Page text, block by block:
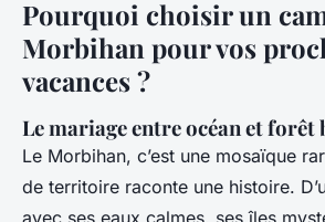
Pourquoi choisir un
Morbihan pour vos
vacances ?
Le mariage entre océan et forêt
Le Morbihan, c’est une mosaïque
de territoire raconte une histoire.